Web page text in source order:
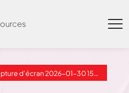
d’écran 2026-01-30 152822